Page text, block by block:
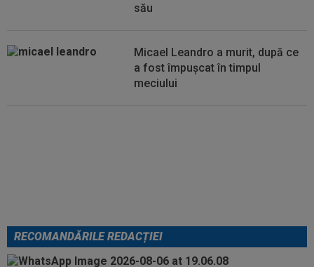
său
Micael Leandro a murit, după ce
a fost împușcat în timpul
meciului
RECOMANDĂRILE REDACȚIEI